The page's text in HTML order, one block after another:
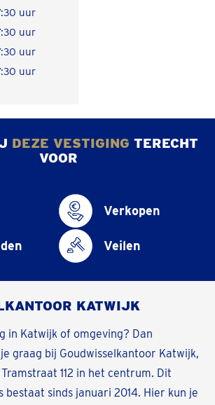
uur
uur
uur
uur
DEZE VESTIGING TERECHT
VOOR
Verkopen
Veilen
KATWIJK
in Katwijk of omgeving? Dan
graag bij Goudwisselkantoor Katwijk,
112 in het centrum. Dit
sinds januari 2014. Hier kun je